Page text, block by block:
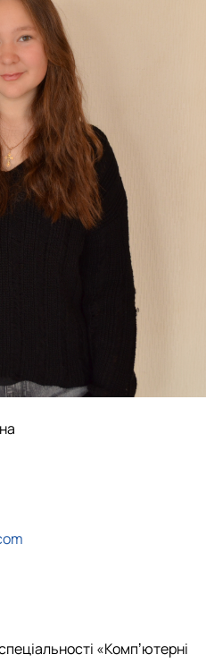
«Компʼютерні